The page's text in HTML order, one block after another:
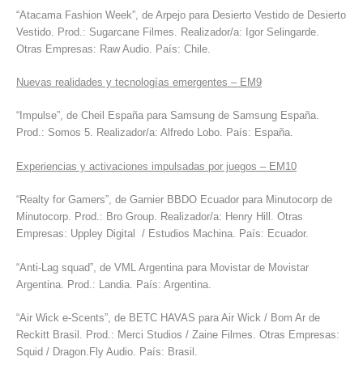
“Atacama Fashion Week”, de Arpejo para Desierto Vestido de Desierto
Vestido. Prod.: Sugarcane Filmes. Realizador/a: Igor Selingarde.
Otras Empresas: Raw Audio. País: Chile.
Nuevas realidades y tecnologías emergentes – EM9
“Impulse”, de Cheil España para Samsung de Samsung España.
Prod.: Somos 5. Realizador/a: Alfredo Lobo. País: España.
Experiencias y activaciones impulsadas por juegos – EM10
“Realty for Gamers”, de Garnier BBDO Ecuador para Minutocorp de
Minutocorp. Prod.: Bro Group. Realizador/a: Henry Hill. Otras
Empresas: Uppley Digital / Estudios Machina. País: Ecuador.
“Anti-Lag squad”, de VML Argentina para Movistar de Movistar
Argentina. Prod.: Landia. País: Argentina.
“Air Wick e-Scents”, de BETC HAVAS para Air Wick / Bom Ar de
Reckitt Brasil. Prod.: Merci Studios / Zaine Filmes. Otras Empresas:
Squid / Dragon.Fly Audio. País: Brasil.